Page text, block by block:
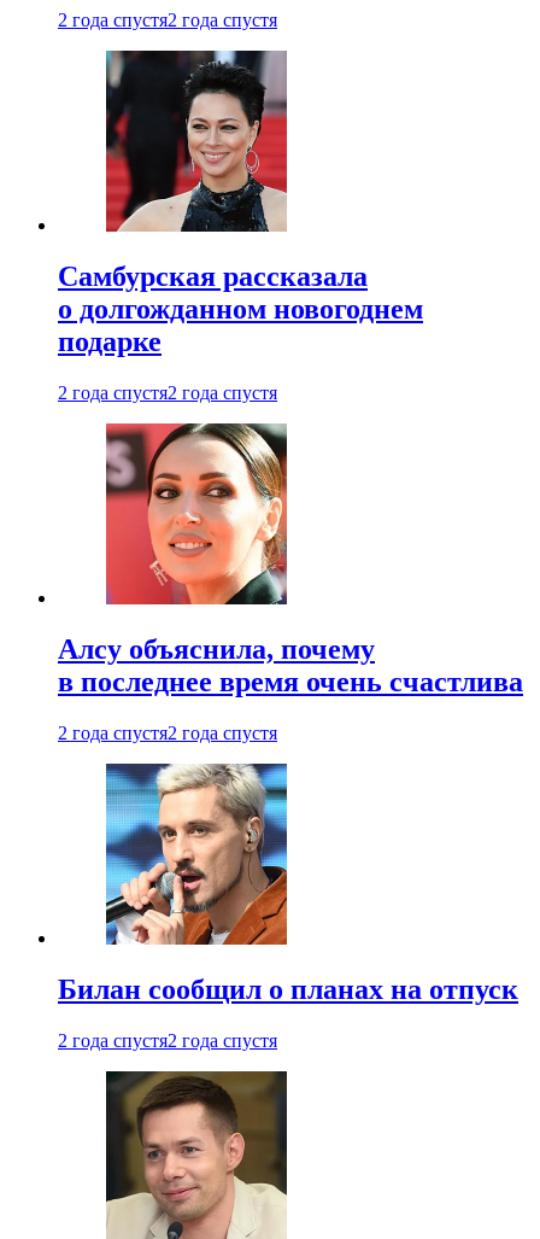
2 года спустя2 года спустя
Самбурская рассказала
о долгожданном новогоднем
подарке
2 года спустя2 года спустя
Алсу объяснила, почему
в последнее время очень счастлива
2 года спустя2 года спустя
Билан сообщил о планах на отпуск
2 года спустя2 года спустя